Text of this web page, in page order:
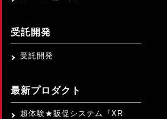
受託開発
受託開発
最新プロダクト
超体験★販促システム『XR